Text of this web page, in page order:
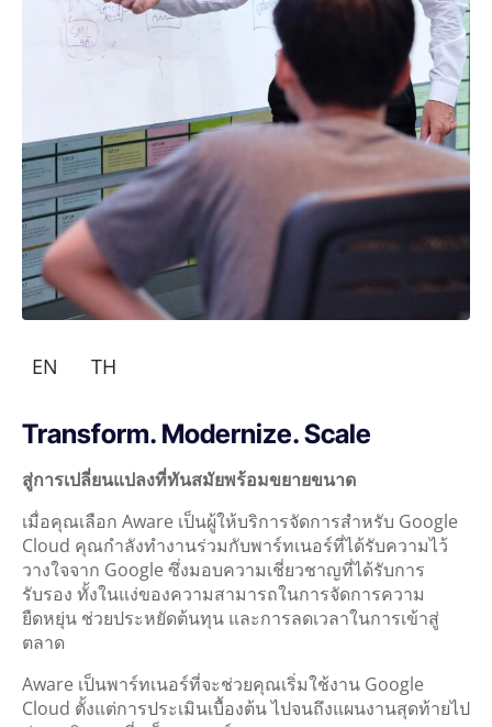
EN TH
Transform. Modernize. Scale
สู่การเปลี่ยนแปลงที่ทันสมัยพร้อมขยายขนาด
เมื่อคุณเลือก Aware เป็นผู้ให้บริการจัดการสำหรับ Google
Cloud คุณกำลังทำงานร่วมกับพาร์ทเนอร์ที่ได้รับความไว้
วางใจจาก Google ซึ่งมอบความเชี่ยวชาญที่ได้รับการ
รับรอง ทั้งในแง่ของความสามารถในการจัดการความ
ยืดหยุ่น ช่วยประหยัดต้นทุน และการลดเวลาในการเข้าสู่
ตลาด
Aware เป็นพาร์ทเนอร์ที่จะช่วยคุณเริ่มใช้งาน Google
Cloud ตั้งแต่การประเมินเบื้องต้น ไปจนถึงแผนงานสุดท้ายไป